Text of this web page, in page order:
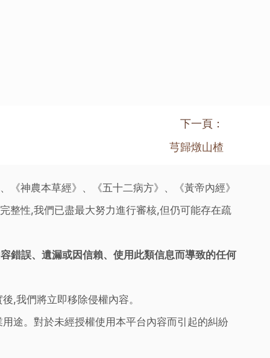
下一頁：
芎歸燉山楂
神農本草經》、《五十二病方》、《黃帝內經》
整性,我們已盡最大努力進行審核,但仍可能存在疏
錯誤、遺漏或因信賴、使用此類信息而導致的任何
,我們將立即移除侵權內容。
途。對於未經授權使用本平台內容而引起的糾紛